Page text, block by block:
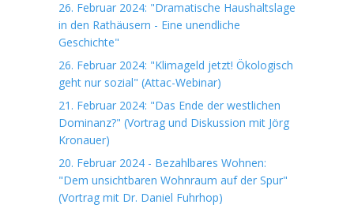
26. Februar 2024: "Dramatische Haushaltslage
in den Rathäusern - Eine unendliche
Geschichte"
26. Februar 2024: "Klimageld jetzt! Ökologisch
geht nur sozial" (Attac-Webinar)
21. Februar 2024: "Das Ende der westlichen
Dominanz?" (Vortrag und Diskussion mit Jörg
Kronauer)
20. Februar 2024 - Bezahlbares Wohnen:
"Dem unsichtbaren Wohnraum auf der Spur"
(Vortrag mit Dr. Daniel Fuhrhop)